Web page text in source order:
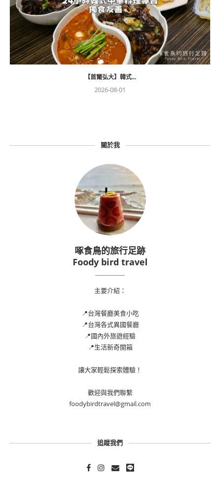
【首爾弘大】韓式...
2026-08-01
關於我
啄食鳥的旅行足跡
Foody bird travel
主要介紹：
📍台灣餐廳美食小吃
📍台灣各式異國餐廳
📍國內外旅遊經驗
📍生活新奇開箱
讓大家輕鬆探索體驗！
歡迎與我們聯繫
foodybirdtravel@gmail.com
追蹤我們